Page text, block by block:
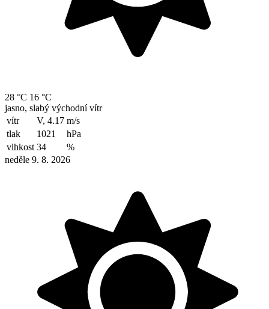
28 °C 16 °C
jasno, slabý východní vítr
vítr
V, 4.17 m/s
tlak
1021
hPa
vlhkost 34
%
neděle 9. 8. 2026